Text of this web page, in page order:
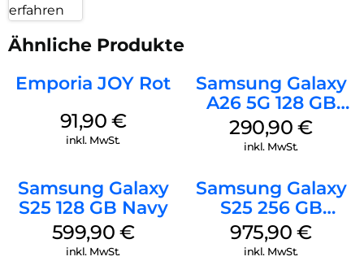
erfahren
Ähnliche Produkte
Emporia JOY Rot
91,90 €
inkl. MwSt.
Samsung Galaxy
A26 5G 128 GB
Mint
290,90€
inkl. MwSt.
Samsung Galaxy
S25 128 GB Navy
599,90 €
inkl. MwSt.
Samsung Galaxy
S25 256 GB
Icyblue
975,90€
inkl. MwSt.